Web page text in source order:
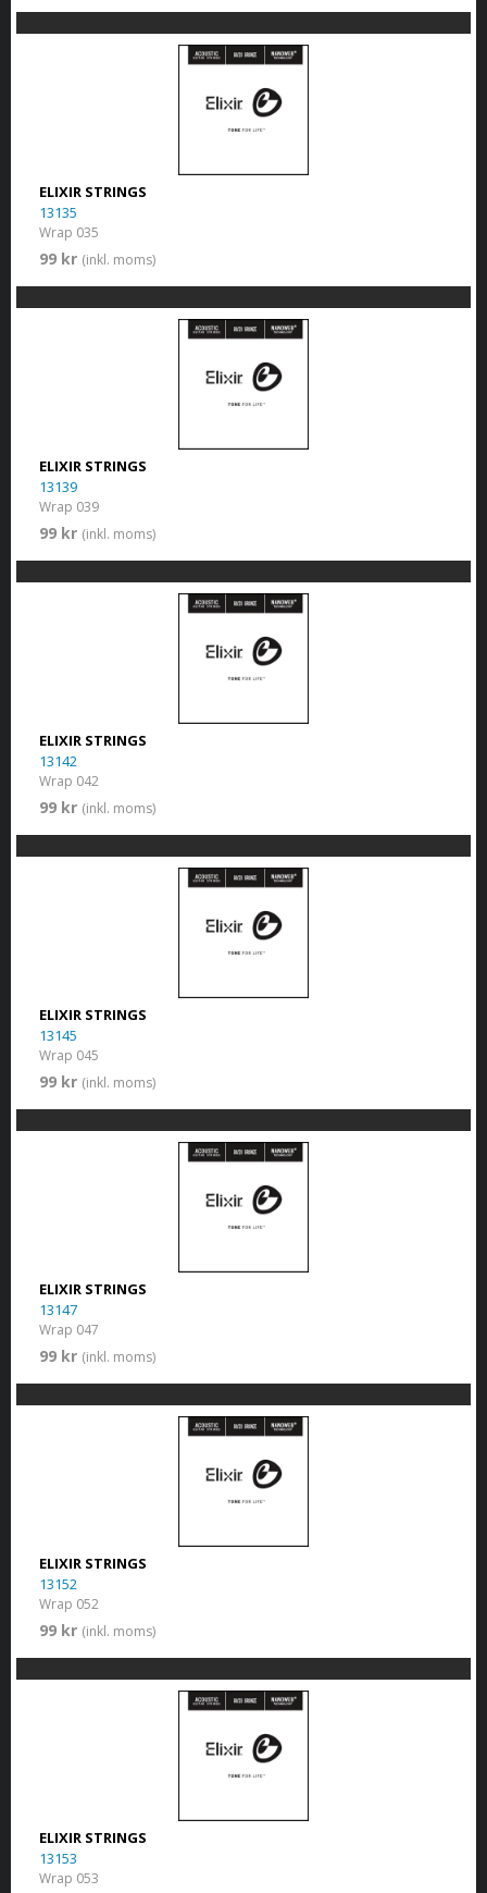
ELIXIR STRINGS
13135
Wrap 035
99 kr (inkl. moms)
ELIXIR STRINGS
13139
Wrap 039
99 kr (inkl. moms)
ELIXIR STRINGS
13142
Wrap 042
99 kr (inkl. moms)
ELIXIR STRINGS
13145
Wrap 045
99 kr (inkl. moms)
ELIXIR STRINGS
13147
Wrap 047
99 kr (inkl. moms)
ELIXIR STRINGS
13152
Wrap 052
99 kr (inkl. moms)
ELIXIR STRINGS
13153
Wrap 053